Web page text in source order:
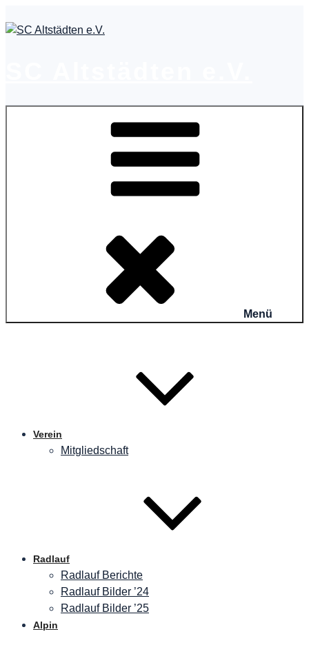
Inhalt
Menü
Verein
Mitgliedschaft
Radlauf
Radlauf Berichte
Radlauf Bilder ’24
Radlauf Bilder ’25
Alpin